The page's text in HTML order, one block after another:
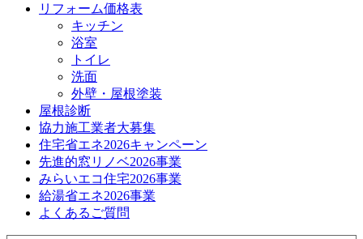
リフォーム価格表
キッチン
浴室
トイレ
洗面
外壁・屋根塗装
屋根診断
協力施工業者大募集
住宅省エネ2026キャンペーン
先進的窓リノベ2026事業
みらいエコ住宅2026事業
給湯省エネ2026事業
よくあるご質問